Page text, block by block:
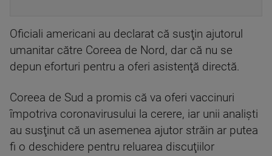
Oficiali americani au declarat că susţin ajutorul
umanitar către Coreea de Nord, dar că nu se
depun eforturi pentru a oferi asistenţă directă.
Coreea de Sud a promis că va oferi vaccinuri
împotriva coronavirusului la cerere, iar unii analişti
au susţinut că un asemenea ajutor străin ar putea
fi o deschidere pentru reluarea discuţiilor